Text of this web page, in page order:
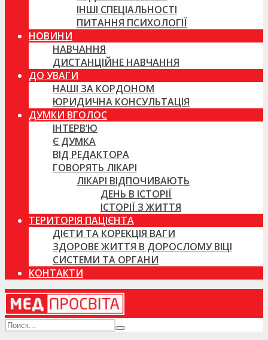
ІНШІ СПЕЦІАЛЬНОСТІ
ПИТАННЯ ПСИХОЛОГІЇ
НОВИНИ
НАВЧАННЯ
ДИСТАНЦІЙНЕ НАВЧАННЯ
ДО УВАГИ
НАШІ ЗА КОРДОНОМ
ЮРИДИЧНА КОНСУЛЬТАЦІЯ
ДУМКИ ВГОЛОС
ІНТЕРВ’Ю
Є ДУМКА
ВІД РЕДАКТОРА
ГОВОРЯТЬ ЛІКАРІ
ЛІКАРІ ВІДПОЧИВАЮТЬ
ДЕНЬ В ІСТОРІЇ
ІСТОРІЇ З ЖИТТЯ
ТЕРИТОРІЯ ПАЦІЄНТА
ДІЄТИ ТА КОРЕКЦІЯ ВАГИ
ЗДОРОВЕ ЖИТТЯ В ДОРОСЛОМУ ВІЦІ
СИСТЕМИ ТА ОРГАНИ
КОНТАКТИ